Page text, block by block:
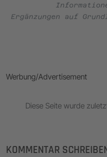
Ergänzungen auf
Werbung/Advertisement
Diese Seite wurde
KOMMENTAR